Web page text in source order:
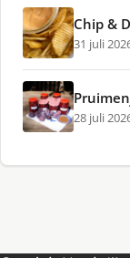
Chip &
31 juli
28 juli